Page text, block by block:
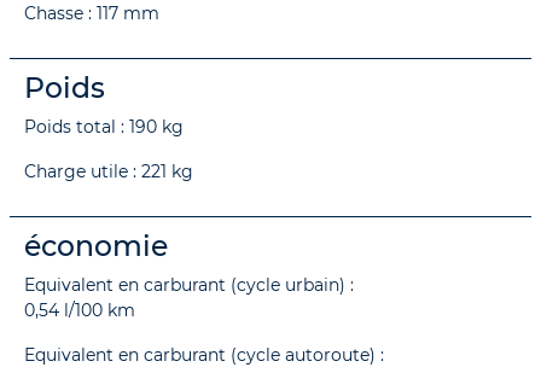
Chasse : 117 mm
Poids
Poids total : 190 kg
Charge utile : 221 kg
économie
Equivalent en carburant (cycle urbain) :
0,54 l/100 km
Equivalent en carburant (cycle autoroute) :